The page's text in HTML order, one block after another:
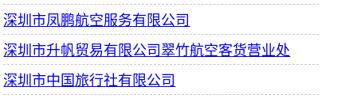
深圳市凤鹏航空服务有限公司
深圳市升帆贸易有限公司翠竹航空客货营业处
深圳市中国旅行社有限公司